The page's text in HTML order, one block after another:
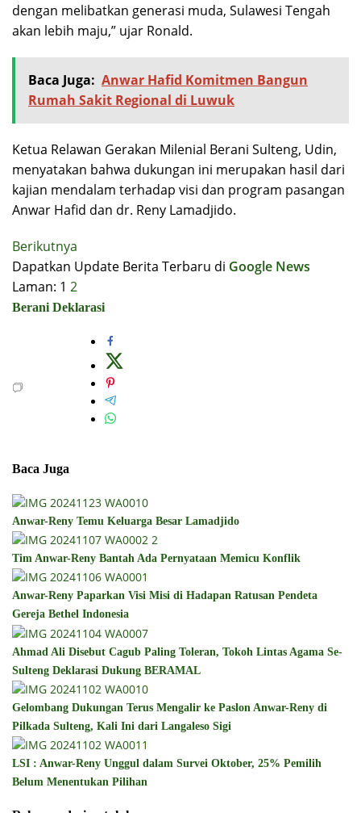
dengan melibatkan generasi muda, Sulawesi Tengah
akan lebih maju,” ujar Ronald.
Baca Juga: Anwar Hafid Komitmen Bangun
Rumah Sakit Regional di Luwuk
Ketua Relawan Gerakan Milenial Berani Sulteng, Udin,
menyatakan bahwa dukungan ini merupakan hasil dari
kajian mendalam terhadap visi dan program pasangan
Anwar Hafid dan dr. Reny Lamadjido.
Berikutnya
Dapatkan Update Berita Terbaru di Google News
Laman: 1 2
Berani Deklarasi
Baca Juga
Anwar-Reny Temu Keluarga Besar Lamadjido
Tim Anwar-Reny Bantah Ada Pernyataan Memicu Konflik
Anwar-Reny Paparkan Visi Misi di Hadapan Ratusan Pendeta
Gereja Bethel Indonesia
Ahmad Ali Disebut Cagub Paling Toleran, Tokoh Lintas Agama Se-
Sulteng Deklarasi Dukung BERAMAL
Gelombang Dukungan Terus Mengalir ke Paslon Anwar-Reny di
Pilkada Sulteng, Kali Ini dari Langaleso Sigi
LSI : Anwar-Reny Unggul dalam Survei Oktober, 25% Pemilih
Belum Menentukan Pilihan